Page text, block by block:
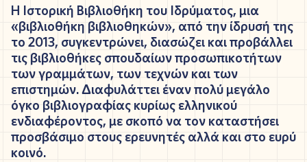
Η Ιστορική Βιβλιοθήκη του Ιδρύματος, μια
«βιβλιοθήκη βιβλιοθηκών», από την ίδρυσή της
το 2013, συγκεντρώνει, διασώζει και προβάλλει
τις βιβλιοθήκες σπουδαίων προσωπικοτήτων
των γραμμάτων, των τεχνών και των
επιστημών. Διαφυλάττει έναν πολύ μεγάλο
όγκο βιβλιογραφίας κυρίως ελληνικού
ενδιαφέροντος, με σκοπό να τον καταστήσει
προσβάσιμο στους ερευνητές αλλά και στο ευρύ
κοινό.